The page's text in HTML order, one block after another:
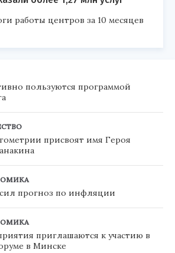
работы центров за 10 месяцев
пользуются программой
присвоят имя Героя
прогноз по инфляции
приглашаются к участию в
в Минске